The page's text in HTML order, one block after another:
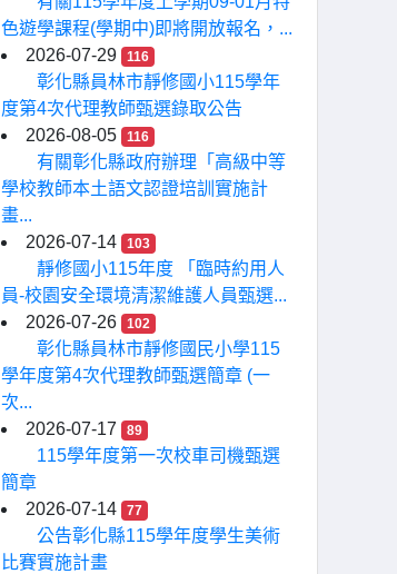
色遊學課程(學期中)即將開放報名，...
2026-07-29
116
彰化縣員林市靜修國小115學年
度第4次代理教師甄選錄取公告
2026-08-05
116
有關彰化縣政府辦理「高級中等
學校教師本土語文認證培訓實施計
畫...
2026-07-14
103
靜修國小115年度 「臨時約用人
員-校園安全環境清潔維護人員甄選...
2026-07-26
102
彰化縣員林市靜修國民小學115
學年度第4次代理教師甄選簡章 (一
次...
2026-07-17
89
115學年度第一次校車司機甄選
簡章
2026-07-14
77
公告彰化縣115學年度學生美術
比賽實施計畫